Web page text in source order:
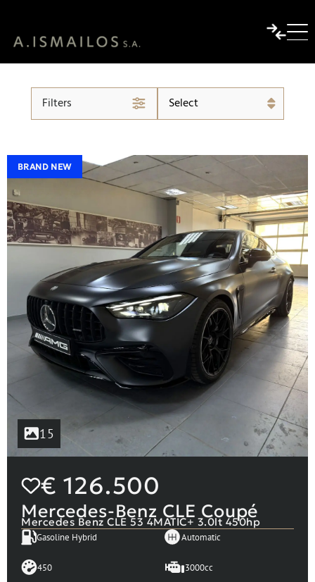
Search 0 vehicles for sale.
Filters
15
BRAND NEW
€ 126.500
Mercedes-Benz CLE Coupé
Mercedes Benz CLE 53 4MATIC+ 3.0lt 450hp
Gasoline Hybrid Automatic
450 3000cc